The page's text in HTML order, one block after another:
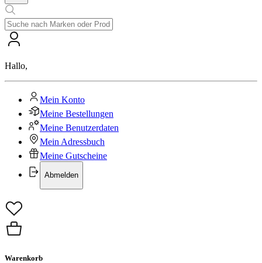
Hallo,
Mein Konto
Meine Bestellungen
Meine Benutzerdaten
Mein Adressbuch
Meine Gutscheine
Abmelden
Warenkorb